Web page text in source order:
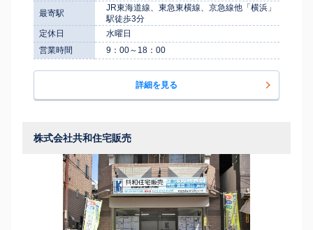
最寄駅
JR東海道線、東急東横線、京急線他「横浜」
駅徒歩3分
定休日
水曜日
営業時間
9：00～18：00
詳細を見る
株式会社共和住宅販売